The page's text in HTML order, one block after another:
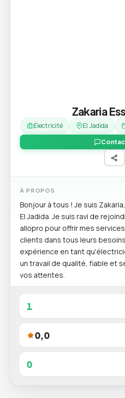
Zakaria
Électricité El Jadida
À PROPOS
Bonjour à tous ! Je suis
El Jadida. Je suis ravi de
allopro pour offrir mes
clients dans tous leurs
expérience en tant
un travail de qualité, fiable et
vos attentes.
1
0,0
0